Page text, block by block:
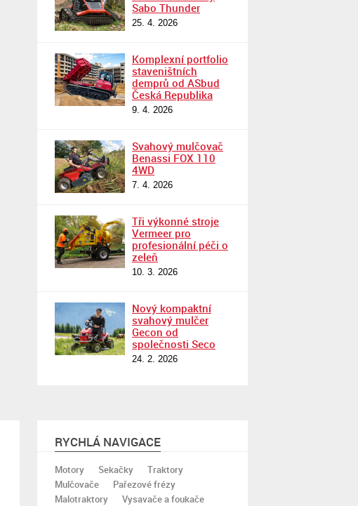
Sabo Thunder
25. 4. 2026
Komplexní portfolio
staveništních
demprů od ASbud
Česká Republika
9. 4. 2026
Svahový mulčovač
Benassi FOX 110
4WD
7. 4. 2026
Tři výkonné stroje
Vermeer pro
profesionální péči o
zeleň
10. 3. 2026
Nový kompaktní
svahový mulčer
Gecon od
společnosti Seco
24. 2. 2026
RYCHLÁ NAVIGACE
Motory Sekačky
Traktory
Mulčovače
Pařezové frézy
Malotraktory
Vysavače a foukače